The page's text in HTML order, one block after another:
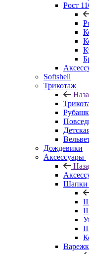
Рост
Softshell
Трикотаж
Дождевики
Аксессуары
Шапки